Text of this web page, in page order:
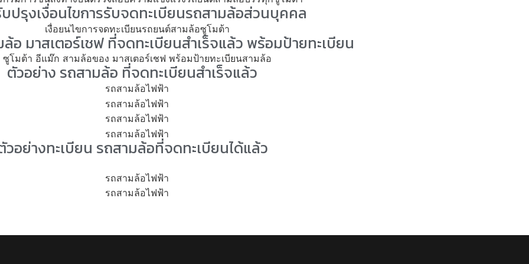
ปรุงเงื่อนไขการรับจดทะเบียนรถสามล้อส่วนบุคคล
อ มาสเตอร์เชฟ ที่จดทะเบียนสำเร็จแล้ว พร้อมป้ายทะเบียน
ตัวอย่าง รถสามล้อ ที่จดทะเบียนสำเร็จแล้ว
วอย่างทะเบียน รถสามล้อที่จดทะเบียนได้แล้ว